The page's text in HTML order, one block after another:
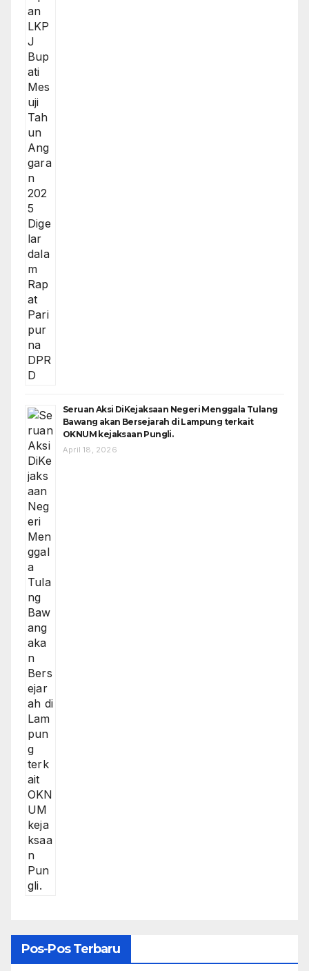
Seruan Aksi DiKejaksaan Negeri Menggala Tulang
Bawang akan Bersejarah di Lampung terkait
OKNUM kejaksaan Pungli.
April 18, 2026
Pos-Pos Terbaru